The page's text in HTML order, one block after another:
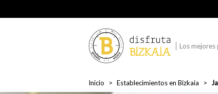
Los mejores
Inicio Establecimientos en Bizkaia